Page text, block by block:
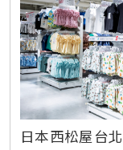
日本西松屋台